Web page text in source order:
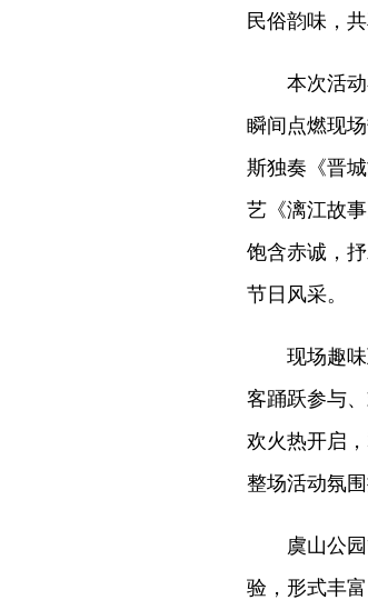
民俗韵味，
本次活动
瞬间点燃现
斯独奏《晋
艺《漓江故
饱含赤诚，
节日风采。
现场趣味
客踊跃参与
欢火热开启
整场活动氛围
虞山公园
验，形式丰